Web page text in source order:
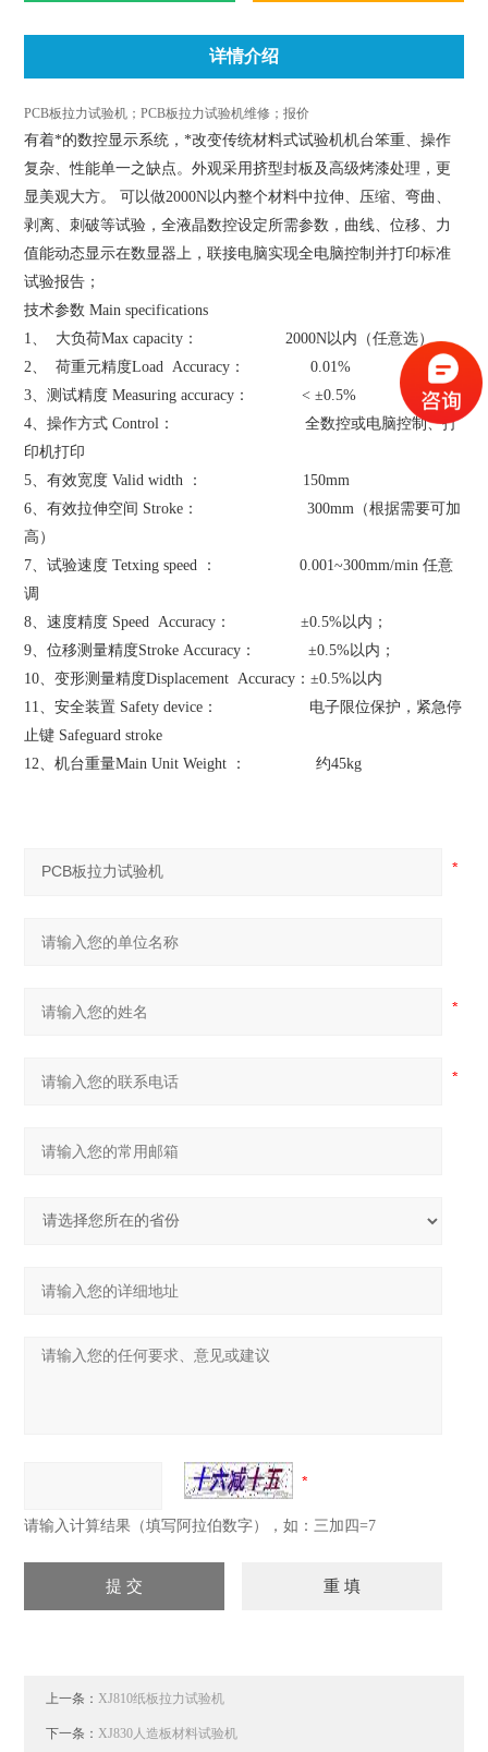
详情介绍
PCB板拉力试验机；PCB板拉力试验机维修；报价
有着*的数控显示系统，*改变传统材料式试验机机台笨重、操作
复杂、性能单一之缺点。外观采用挤型封板及高级烤漆处理，更
显美观大方。 可以做2000N以内整个材料中拉伸、压缩、弯曲、
剥离、刺破等试验，全液晶数控设定所需参数，曲线、位移、力
值能动态显示在数显器上，联接电脑实现全电脑控制并打印标准
试验报告；
技术参数 Main specifications
1、 大负荷Max capacity： 2000N以内（任意选）
2、 荷重元精度Load Accuracy： 0.01%
3、测试精度 Measuring accuracy： < ±0.5%
4、操作方式 Control： 全数控或电脑控制、打
印机打印
5、有效宽度 Valid width ： 150mm
6、有效拉伸空间 Stroke： 300mm（根据需要可加
高）
7、试验速度 Tetxing speed ： 0.001~300mm/min 任意
调
8、速度精度 Speed Accuracy： ±0.5%以内；
9、位移测量精度Stroke Accuracy： ±0.5%以内；
10、变形测量精度Displacement Accuracy：±0.5%以内
11、安全装置 Safety device： 电子限位保护，紧急停
止键 Safeguard stroke
12、机台重量Main Unit Weight ： 约45kg
请输入计算结果（填写阿拉伯数字），如：三加四=7
上一条：XJ810纸板拉力试验机
下一条：XJ830人造板材料试验机